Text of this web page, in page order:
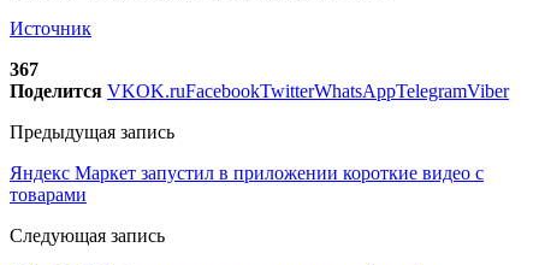
Источник
367
Поделится VKOK.ruFacebookTwitterWhatsAppTelegramViber
Предыдущая запись
Яндекс Маркет запустил в приложении короткие видео с
товарами
Следующая запись